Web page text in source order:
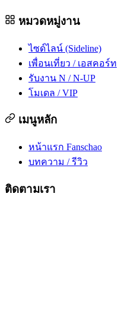
หมวดหมู่งาน
ไซด์ไลน์ (Sideline)
เพื่อนเที่ยว / เอสคอร์ท
รับงาน N / N-UP
โมเดล / VIP
เมนูหลัก
หน้าแรก Fanschao
บทความ / รีวิว
ติดตามเรา